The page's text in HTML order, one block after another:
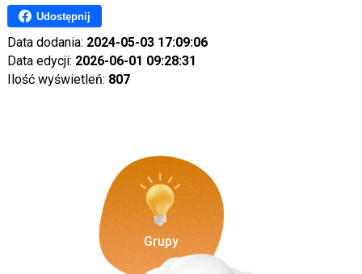
Udostępnij
Data dodania: 2024-05-03 17:09:06
Data edycji: 2026-06-01 09:28:31
Ilość wyświetleń: 807
Grupy